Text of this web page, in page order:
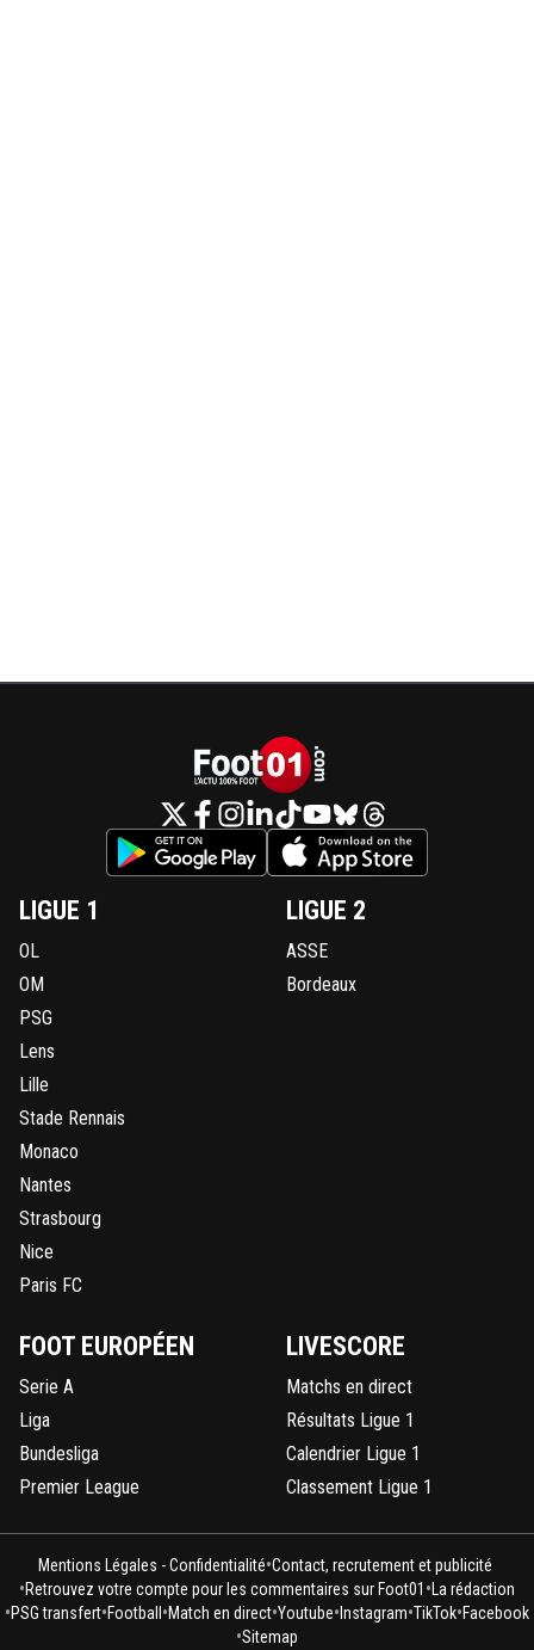
LIGUE 1
OL
OM
PSG
Lens
Lille
Stade Rennais
Monaco
Nantes
Strasbourg
Nice
Paris FC
LIGUE 2
ASSE
Bordeaux
FOOT EUROPÉEN
Serie A
Liga
Bundesliga
Premier League
LIVESCORE
Matchs en direct
Résultats Ligue 1
Calendrier Ligue 1
Classement Ligue 1
Mentions Légales - Confidentialité•Contact, recrutement et publicité
•Retrouvez votre compte pour les commentaires sur Foot01 • La rédaction
•PSG transfert•Football •Match en direct•Youtube• Instagram•TikTok•Facebook
•Sitemap